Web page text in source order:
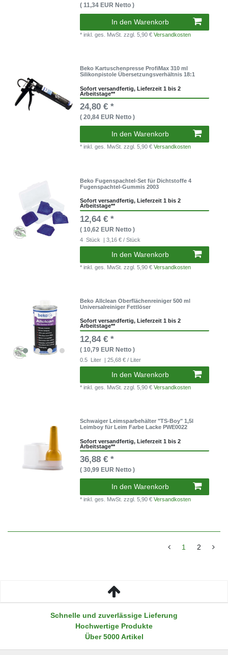
( 11,34 EUR Netto )
In den Warenkorb
* inkl. ges. MwSt.zzgl. 5,90 €Versandkosten
Beko Kartuschenpresse ProfiMax 310 ml
Silikonpistole Übersetzungsverhältnis 18:1
Sofort versandfertig, Lieferzeit 1 bis 2
Arbeitstage**
24,80 € *
( 20,84 EUR Netto )
In den Warenkorb
* inkl. ges. MwSt.zzgl. 5,90 €Versandkosten
Beko Fugenspachtel-Set für Dichtstoffe 4
Fugenspachtel-Gummis 2003
Sofort versandfertig, Lieferzeit 1 bis 2
Arbeitstage**
12,64 € *
( 10,62 EUR Netto )
4 Stück | 3,16 € / Stück
In den Warenkorb
* inkl. ges. MwSt.zzgl. 5,90 €Versandkosten
Beko Allclean Oberflächenreiniger 500 ml
Universalreiniger Fettlöser
Sofort versandfertig, Lieferzeit 1 bis 2
Arbeitstage**
12,84 € *
( 10,79 EUR Netto )
0.5 Liter | 25,68 € / Liter
In den Warenkorb
* inkl. ges. MwSt.zzgl. 5,90 €Versandkosten
Schwaiger Leimsparbehälter "TS-Boy" 1,5l
Leimboy für Leim Farbe Lacke PWE0022
Sofort versandfertig, Lieferzeit 1 bis 2
Arbeitstage**
36,88 € *
( 30,99 EUR Netto )
In den Warenkorb
* inkl. ges. MwSt.zzgl. 5,90 €Versandkosten
1 2
Schnelle und zuverlässige Lieferung
Hochwertige Produkte
Über 5000 Artikel